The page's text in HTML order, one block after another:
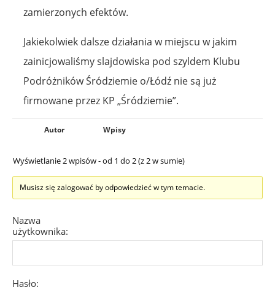
zamierzonych efektów.
Jakiekolwiek dalsze działania w miejscu w jakim
zainicjowaliśmy slajdowiska pod szyldem Klubu
Podróżników Śródziemie o/Łódź nie są już
firmowane przez KP „Śródziemie”.
Autor Wpisy
Wyświetlanie 2 wpisów - od 1 do 2 (z 2 w sumie)
Musisz się zalogować by odpowiedzieć w tym temacie.
Nazwa
użytkownika:
Hasło: